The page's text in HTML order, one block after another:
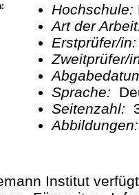
Hochschule:
Art der
Erstprüfer/
Sprache:
Seitenzahl:
Institut